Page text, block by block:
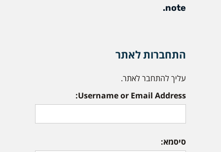
note.
התחברות לאתר
עליך להתחבר לאתר.
Username or Email Address:
סיסמא: